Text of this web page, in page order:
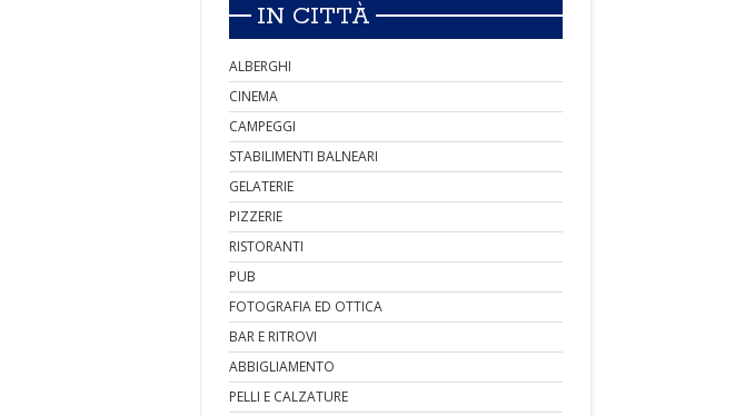
IN CITTÀ
ALBERGHI
CINEMA
CAMPEGGI
STABILIMENTI BALNEARI
GELATERIE
PIZZERIE
RISTORANTI
PUB
FOTOGRAFIA ED OTTICA
BAR E RITROVI
ABBIGLIAMENTO
PELLI E CALZATURE